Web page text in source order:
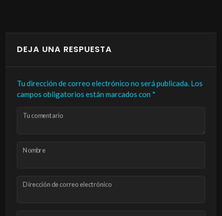
DEJA UNA RESPUESTA
Tu dirección de correo electrónico no será publicada. Los
campos obligatorios están marcados con *
Tu comentario
Nombre
Dirección de correo electrónico